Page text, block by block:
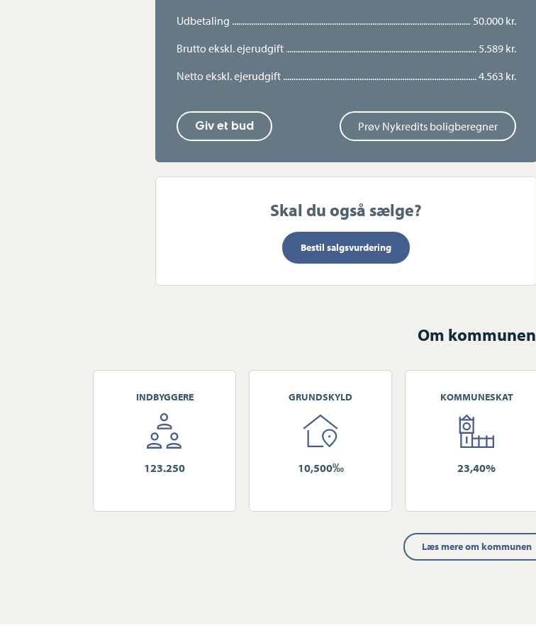
Udbetaling
50.000 kr.
Brutto ekskl. ejerudgift
5.589 kr.
Netto ekskl. ejerudgift
4.563 kr.
Giv et bud Prøv Nykredits boligberegner
Skal du også sælge?
Bestil salgsvurdering
Om kommunen
INDBYGGERE
123.250
GRUNDSKYLD
10,500‰
KOMMUNESKAT
23,40%
Læs mere om kommunen